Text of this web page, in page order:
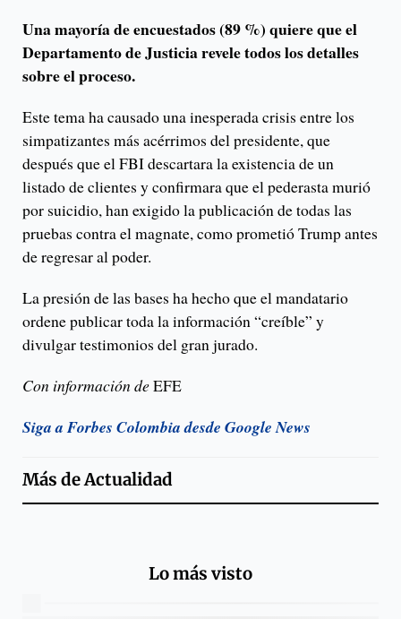
Una mayoría de encuestados (89 %) quiere que el
Departamento de Justicia revele todos los detalles
sobre el proceso.
Este tema ha causado una inesperada crisis entre los
simpatizantes más acérrimos del presidente, que
después que el FBI descartara la existencia de un
listado de clientes y confirmara que el pederasta murió
por suicidio, han exigido la publicación de todas las
pruebas contra el magnate, como prometió Trump antes
de regresar al poder.
La presión de las bases ha hecho que el mandatario
ordene publicar toda la información “creíble” y
divulgar testimonios del gran jurado.
Con información deEFE
Siga a Forbes Colombia desde Google News
Más deActualidad
Lo más visto